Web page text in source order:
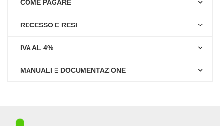
COME PAGARE
RECESSO E RESI
IVA AL 4%
MANUALI E DOCUMENTAZIONE